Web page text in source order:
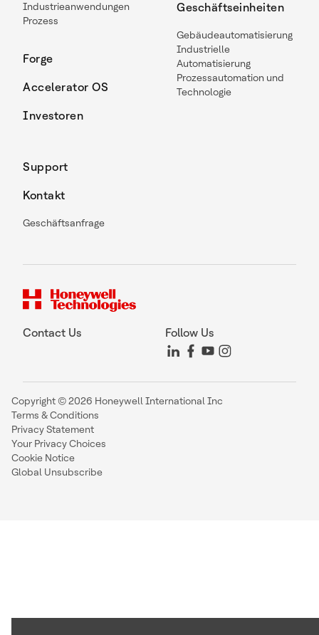
Industrieanwendungen
Prozess
Forge
Accelerator OS
Investoren
Geschäftseinheiten
Gebäudeautomatisierung
Industrielle
Automatisierung
Prozessautomation und
Technologie
Support
Kontakt
Geschäftsanfrage
Contact Us Follow Us
Copyright © 2026 Honeywell International Inc
Terms & Conditions
Privacy Statement
Your Privacy Choices
Cookie Notice
Global Unsubscribe